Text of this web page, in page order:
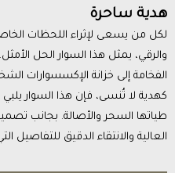
هدية ساحرة
لكل من يسعى لإثراء اللحظات
والرقي، يمثل هذا السوار الحل
الفخامة إلى خزانة الإكسسوارات
كهدية لا تُنسى، فإن هذا السوار
طياتها السحر والأصالة. بجانب
العالية والانتقاء الدقيق للتفاصيل